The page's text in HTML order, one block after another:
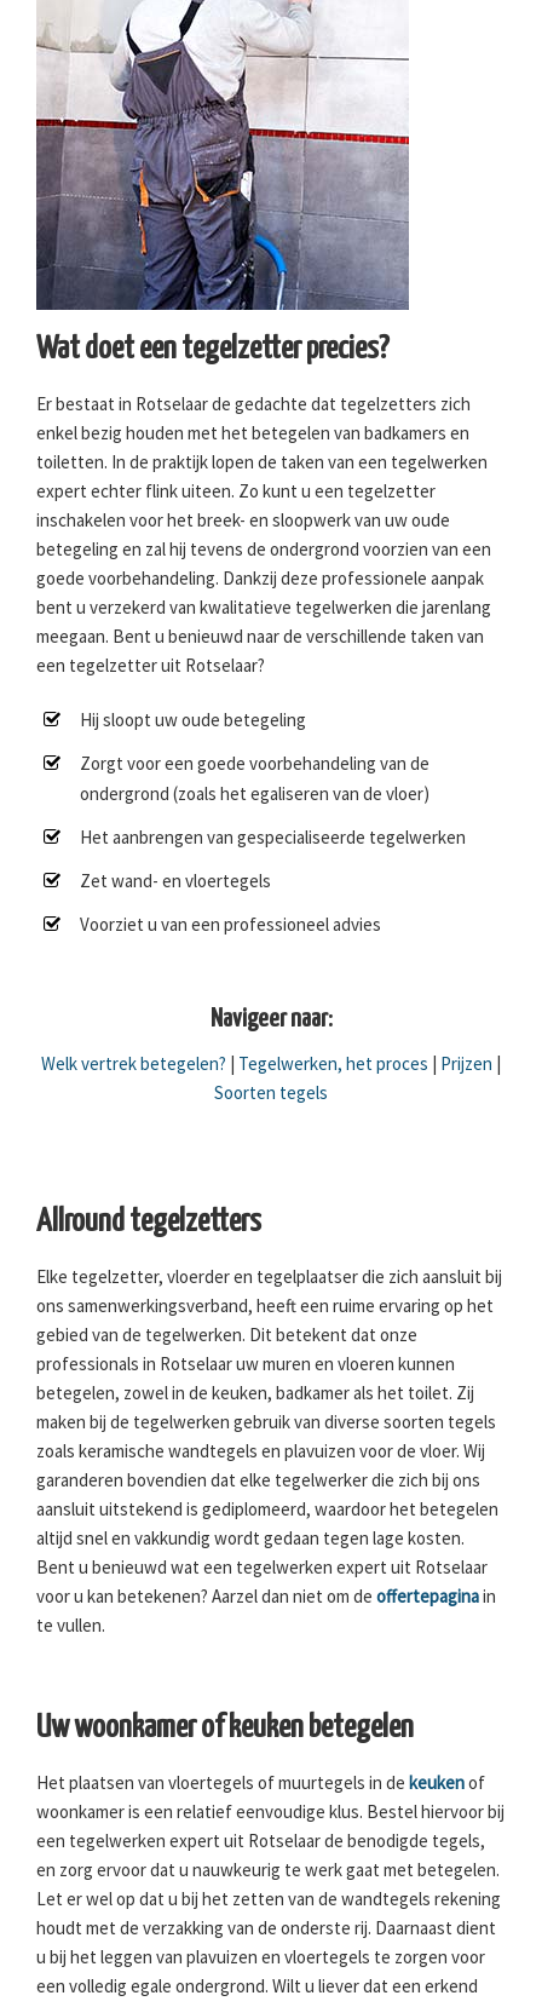
Wat doet een tegelzetter precies?
Er bestaat in Rotselaar de gedachte dat tegelzetters zich
enkel bezig houden met het betegelen van badkamers en
toiletten. In de praktijk lopen de taken van een tegelwerken
expert echter flink uiteen. Zo kunt u een tegelzetter
inschakelen voor het breek- en sloopwerk van uw oude
betegeling en zal hij tevens de ondergrond voorzien van een
goede voorbehandeling. Dankzij deze professionele aanpak
bent u verzekerd van kwalitatieve tegelwerken die jarenlang
meegaan. Bent u benieuwd naar de verschillende taken van
een tegelzetter uit Rotselaar?
Hij sloopt uw oude betegeling
Zorgt voor een goede voorbehandeling van de
ondergrond (zoals het egaliseren van de vloer)
Het aanbrengen van gespecialiseerde tegelwerken
Zet wand- en vloertegels
Voorziet u van een professioneel advies
Navigeer naar:
Welk vertrek betegelen? Tegelwerken, het proces Prijzen
Soorten tegels
Allround tegelzetters
Elke tegelzetter, vloerder en tegelplaatser die zich aansluit bij
ons samenwerkingsverband, heeft een ruime ervaring op het
gebied van de tegelwerken. Dit betekent dat onze
professionals in Rotselaar uw muren en vloeren kunnen
betegelen, zowel in de keuken, badkamer als het toilet. Zij
maken bij de tegelwerken gebruik van diverse soorten tegels
zoals keramische wandtegels en plavuizen voor de vloer. Wij
garanderen bovendien dat elke tegelwerker die zich bij ons
aansluit uitstekend is gediplomeerd, waardoor het betegelen
altijd snel en vakkundig wordt gedaan tegen lage kosten.
Bent u benieuwd wat een tegelwerken expert uit Rotselaar
voor u kan betekenen? Aarzel dan niet om de offertepaginain
te vullen.
Uw woonkamer of keuken betegelen
Het plaatsen van vloertegels of muurtegels in de keukenof
woonkamer is een relatief eenvoudige klus. Bestel hiervoor bij
een tegelwerken expert uit Rotselaar de benodigde tegels,
en zorg ervoor dat u nauwkeurig te werk gaat met betegelen.
Let er wel op dat u bij het zetten van de wandtegels rekening
houdt met de verzakking van de onderste rij. Daarnaast dient
u bij het leggen van plavuizen en vloertegels te zorgen voor
een volledig egale ondergrond. Wilt u liever dat een erkend